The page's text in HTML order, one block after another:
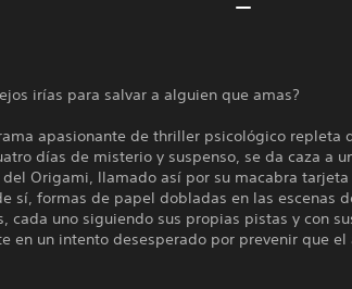
irías para salvar a alguien que amas?
apasionante de thriller psicológico repleta
días de misterio y suspenso, se da caza a
del Origami, llamado así por su macabra
sí, formas de papel dobladas en las escenas
cada uno siguiendo sus propias pistas y con
en un intento desesperado por prevenir que el